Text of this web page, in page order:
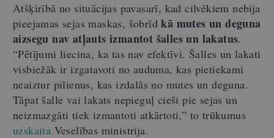
Atšķirībā no situācijas pavasarī, kad cilvēkiem nebija
pieejamas sejas maskas, šobrīdkā mutes un deguna
aizsegu nav atļauts izmantot šalles un lakatus.
“Pētījumi liecina, ka tas nav efektīvi. Šalles un lakati
visbiežāk ir izgatavoti no auduma, kas pietiekami
neaiztur pilienus, kas izdalās no mutes un deguna.
Tāpat šalle vai lakats nepieguļ cieši pie sejas un
neizmazgāti tiek izmantoti atkārtoti,” to trūkumus
uzskaita Veselības ministrija.